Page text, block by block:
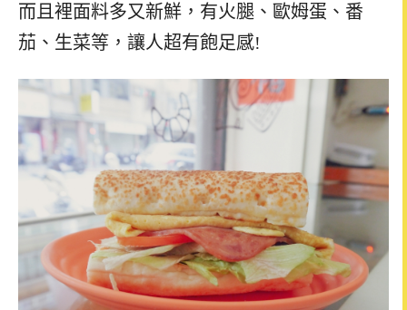
而且裡面料多又新鮮，有火腿、歐姆蛋、番
茄、生菜等，讓人超有飽足感!